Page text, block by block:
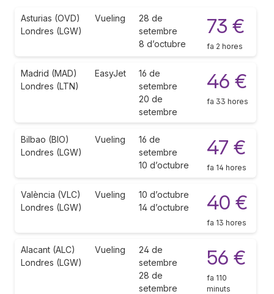
Asturias (OVD)
Londres (LGW)
Vueling
28 de
setembre
8 d’octubre
73 €
fa 2 hores
Madrid (MAD)
Londres (LTN)
EasyJet
16 de
setembre
20 de
setembre
46 €
fa 33 hores
Bilbao (BIO)
Londres (LGW)
Vueling
16 de
setembre
10 d’octubre
47 €
fa 14 hores
València (VLC)
Londres (LGW)
Vueling
10 d’octubre
14 d’octubre
40 €
fa 13 hores
Alacant (ALC)
Londres (LGW)
Vueling
24 de
setembre
28 de
setembre
56 €
fa 110
minuts